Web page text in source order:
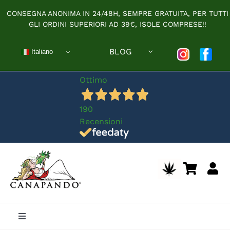
contenuto
CONSEGNA ANONIMA IN 24/48H, SEMPRE GRATUITA, PER TUTTI
GLI ORDINI SUPERIORI AD 39€, ISOLE COMPRESE!!
Italiano BLOG
Ottimo
190
Recensioni
Toggle